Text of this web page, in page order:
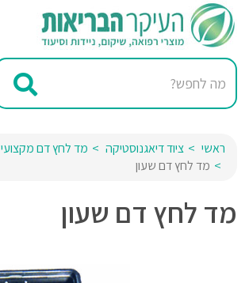
ראשי ציוד דיאגנוסטיקה
מד לחץ דם מקצועי
מד לחץ דם שעון
מד לחץ דם שעון